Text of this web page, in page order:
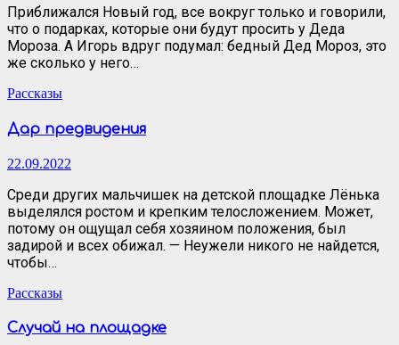
Приближался Новый год, все вокруг только и говорили,
что о подарках, которые они будут просить у Деда
Мороза. А Игорь вдруг подумал: бедный Дед Мороз, это
же сколько у него…
Рассказы
Дар предвидения
22.09.2022
Среди других мальчишек на детской площадке Лёнька
выделялся ростом и крепким телосложением. Может,
потому он ощущал себя хозяином положения, был
задирой и всех обижал. — Неужели никого не найдется,
чтобы…
Рассказы
Случай на площадке